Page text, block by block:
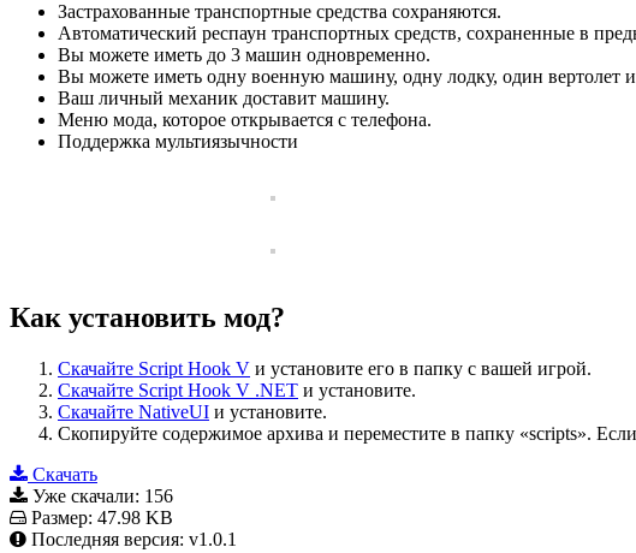
Застрахованные транспортные средства сохраняются.
Автоматический респаун транспортных средств, сохраненные в
Вы можете иметь до 3 машин одновременно.
Вы можете иметь одну военную машину, одну лодку, один вертолет
Ваш личный механик доставит машину.
Меню мода, которое открывается с телефона.
Поддержка мультиязычности
Как установить мод?
Скачайте Script Hook V и установите его в папку с вашей игрой.
Скачайте Script Hook V .NET и установите.
Скачайте NativeUI и установите.
Скопируйте содержимое архива и переместите в папку «scripts».
Скачать
Уже скачали: 156
Размер: 47.98 KB
Последняя версия: v1.0.1